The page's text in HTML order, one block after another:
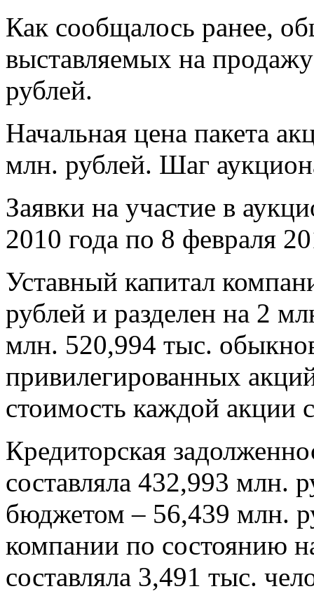
Как сообщалось ранее,
выставляемых на
рублей.
Начальная цена пакета
млн. рублей. Шаг
Заявки на участие в
2010 года по 8 февраля
Уставный капитал
рублей и разделен на 2
млн. 520,994 тыс.
привилегированных
стоимость каждой акции
Кредиторская
составляла 432,993 млн.
бюджетом – 56,439 млн.
компании по состоянию
составляла 3,491 тыс.